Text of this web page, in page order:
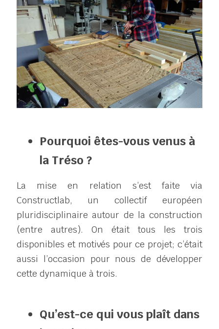
Pourquoi êtes-vous venus à
la Tréso ?
La mise en relation s’est faite via
Constructlab, un collectif européen
pluridisciplinaire autour de la construction
(entre autres). On était tous les trois
disponibles et motivés pour ce projet; c’était
aussi l’occasion pour nous de développer
cette dynamique à trois.
Qu’est-ce qui vous plaît dans